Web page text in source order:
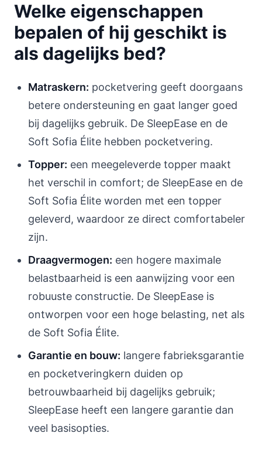
Welke eigenschappen
bepalen of hij geschikt is
als dagelijks bed?
Matraskern: pocketvering geeft doorgaans
betere ondersteuning en gaat langer goed
bij dagelijks gebruik. De SleepEase en de
Soft Sofia Élite hebben pocketvering.
Topper: een meegeleverde topper maakt
het verschil in comfort; de SleepEase en de
Soft Sofia Élite worden met een topper
geleverd, waardoor ze direct comfortabeler
zijn.
Draagvermogen: een hogere maximale
belastbaarheid is een aanwijzing voor een
robuuste constructie. De SleepEase is
ontworpen voor een hoge belasting, net als
de Soft Sofia Élite.
Garantie en bouw: langere fabrieksgarantie
en pocketveringkern duiden op
betrouwbaarheid bij dagelijks gebruik;
SleepEase heeft een langere garantie dan
veel basisopties.